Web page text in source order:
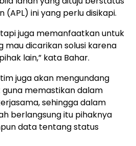
(APL) ini yang perlu disikapi.
tapi juga memanfaatkan untuk
mau dicarikan solusi karena
lain,” kata Bahar.
juga akan mengundang
memastikan dalam
sehingga dalam
berlangsung itu pihaknya
data tentang status